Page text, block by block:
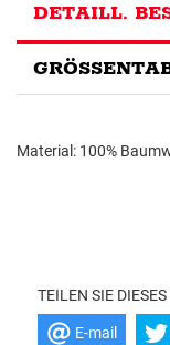
DETAILL.
Material: 100%
TEILEN SIE
E-mail